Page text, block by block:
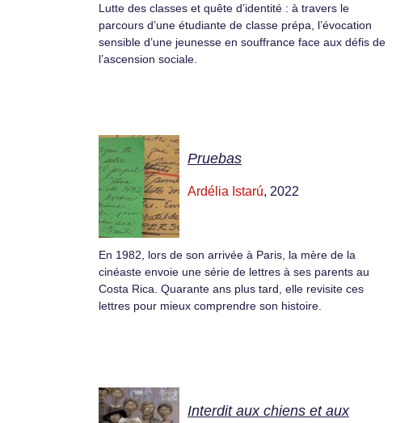
Lutte des classes et quête d’identité : à travers le
parcours d’une étudiante de classe prépa, l’évocation
sensible d’une jeunesse en souffrance face aux défis de
l’ascension sociale.
Pruebas
Ardélia Istarú, 2022
En 1982, lors de son arrivée à Paris, la mère de la
cinéaste envoie une série de lettres à ses parents au
Costa Rica. Quarante ans plus tard, elle revisite ces
lettres pour mieux comprendre son histoire.
Interdit aux chiens et aux